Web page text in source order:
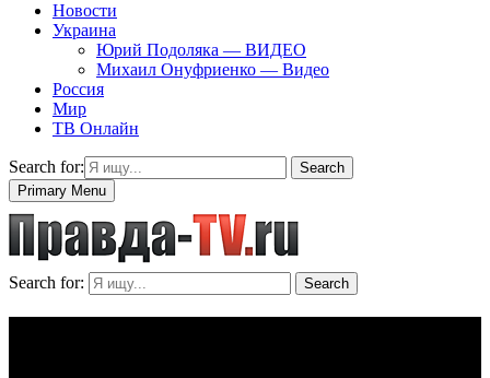
Новости
Украина
Юрий Подоляка — ВИДЕО
Михаил Онуфриенко — Видео
Россия
Мир
ТВ Онлайн
Search for:
Search
Primary Menu
Search for: Search